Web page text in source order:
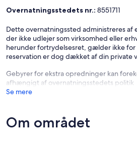
Overnatningsstedets nr.: 8551711
Dette overnatningssted administreres af
der ikke udlejer som virksomhed eller
herunder fortrydelsesret, gælder ikke for
reservation er dog dækket af din private
Gebyrer for ekstra opredninger kan
afhængigt af overnatningsstedets politik
Se mere
Om området